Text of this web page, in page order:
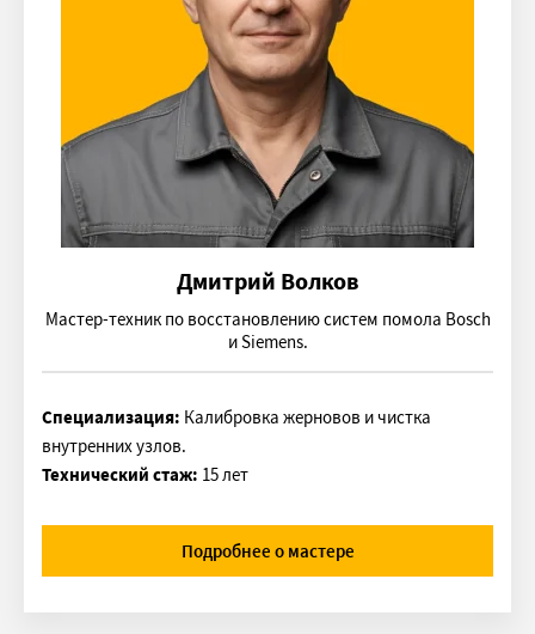
Дмитрий Волков
Мастер-техник по восстановлению систем помола Bosch
и Siemens.
Специализация: Калибровка жерновов и чистка
внутренних узлов.
Технический стаж: 15 лет
Подробнее о мастере